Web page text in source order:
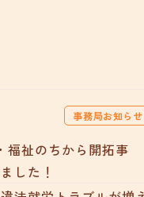
事務局お知らせ
福祉のちから開拓事
した！